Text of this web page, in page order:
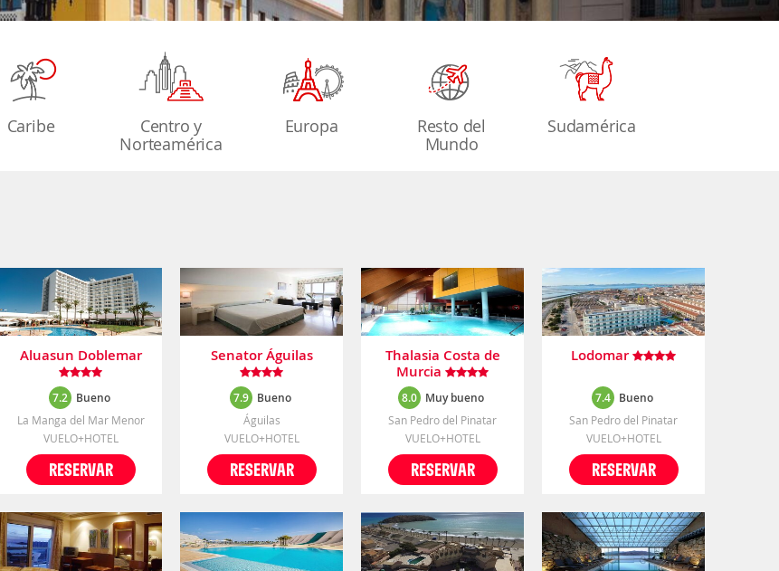
Caribe
Centro y
Norteamérica
Europa
Resto del
Mundo
Sudamérica
Aluasun Doblemar
7.2 Bueno
La Manga del Mar Menor
VUELO+HOTEL
RESERVAR
Senator Águilas
7.9 Bueno
Águilas
VUELO+HOTEL
RESERVAR
Thalasia Costa de
Murcia
8.0 Muy bueno
San Pedro del Pinatar
VUELO+HOTEL
RESERVAR
Lodomar
7.4 Bueno
San Pedro del Pinatar
VUELO+HOTEL
RESERVAR